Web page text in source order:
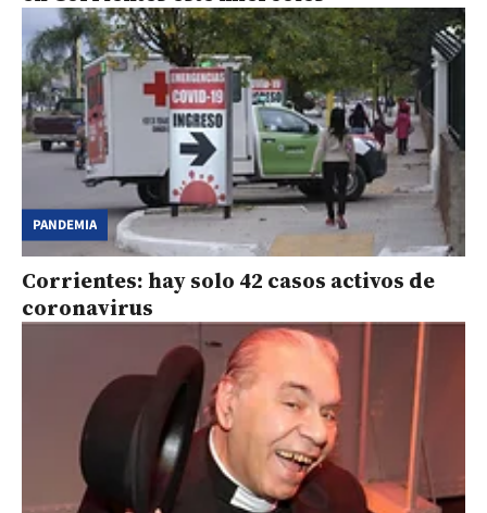
PANDEMIA
Corrientes: hay solo 42 casos activos de
coronavirus